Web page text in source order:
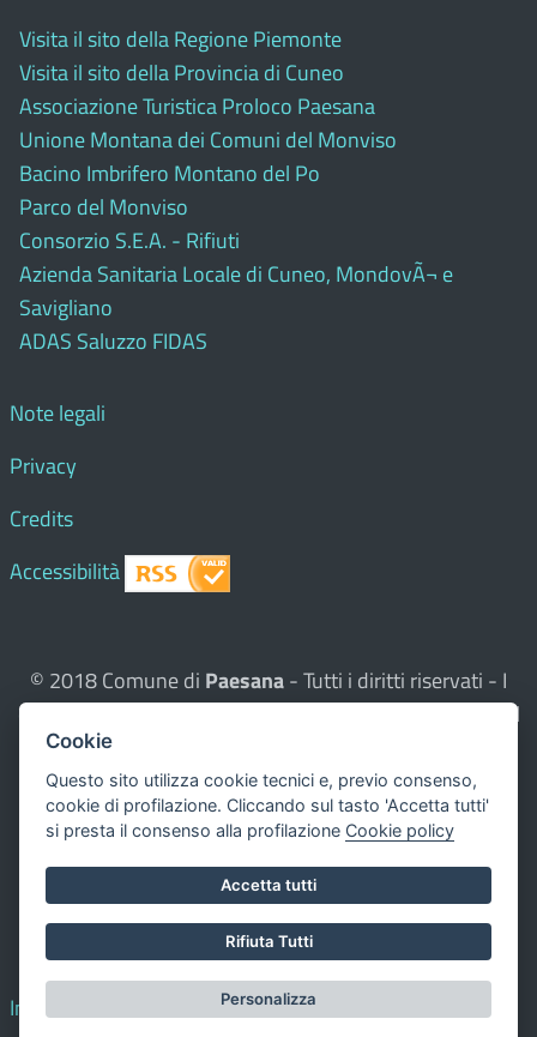
Visita il sito della Regione Piemonte
Visita il sito della Provincia di Cuneo
Associazione Turistica Proloco Paesana
Unione Montana dei Comuni del Monviso
Bacino Imbrifero Montano del Po
Parco del Monviso
Consorzio S.E.A. - Rifiuti
Azienda Sanitaria Locale di Cuneo, MondovÃ¬ e
Savigliano
ADAS Saluzzo FIDAS
Note legali
Privacy
Credits
Accessibilità
© 2018 Comune di Paesana- Tutti i diritti riservati - I
contenuti del sito, testi e immagini sono di proprietà del
Comune - CMS:
Questo sito utilizza, nella versione per UTENTI CON
DISLESSIA,Biancoenero ®, una font italiana ad Alta
Leggibilità.
Valuta questo sito
Dichiarazione di accessibilità
redatta il 00.00.0000
Impostazione cookie
Cookie
Questo sito utilizza cookie tecnici e, previo consenso,
cookie di profilazione. Cliccando sul tasto 'Accetta tutti'
si presta il consenso alla profilazione Cookie policy
Accetta tutti
Rifiuta Tutti
Personalizza